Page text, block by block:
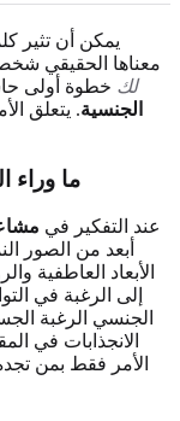
يمكن أن تثير
معناها الحقيقي
لك خطوة أولى
الجنسية. يتعلق
ما وراء
عند التفكير في
أبعد من الصور
الأبعاد العاطفية
إلى الرغبة في
الجنسي الرغبة
الانجذابات في
الأمر فقط بمن